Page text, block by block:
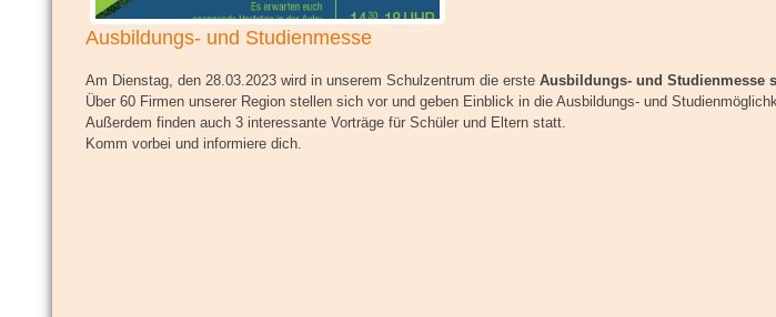
Ausbildungs- und Studienmesse
Am Dienstag, den 28.03.2023 wird in unserem Schulzentrum die erste Ausbildungs- und Studienmesse
Über 60 Firmen unserer Region stellen sich vor und geben Einblick in die Ausbildungs- und
Außerdem finden auch 3 interessante Vorträge für Schüler und Eltern statt.
Komm vorbei und informiere dich.